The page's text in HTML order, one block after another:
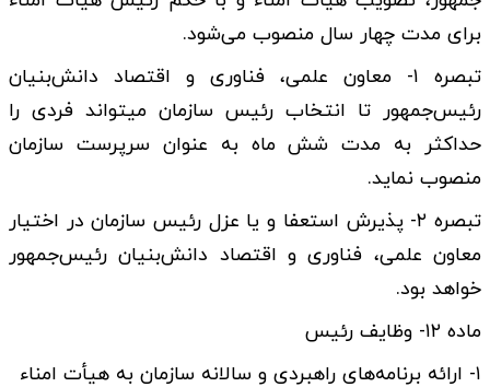
برای مدت چهار سال منصوب می­‌شود.
تبصره ۱- معاون علمی، فناوری و اقتصاد دانش‌بنیان
رئیس‌جمهور تا انتخاب رئیس سازمان می­تواند فردی را
حداکثر به مدت شش ماه به عنوان سرپرست سازمان
منصوب نماید.
تبصره ۲- پذیرش استعفا و یا عزل رئیس سازمان در اختیار
معاون علمی، فناوری و اقتصاد دانش‌بنیان رئیس‌جمهور
خواهد بود.
ماده ۱۲- وظایف رئیس
۱- ارائه برنامه­‌های راهبردی و سالانه سازمان به هیأت امناء